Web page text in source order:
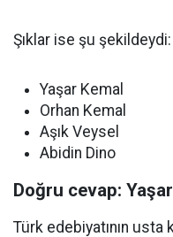
Şıklar ise şu şekildeydi:
Yaşar Kemal
Orhan Kemal
Aşık Veysel
Abidin Dino
Doğru cevap:
Türk edebiyatının usta